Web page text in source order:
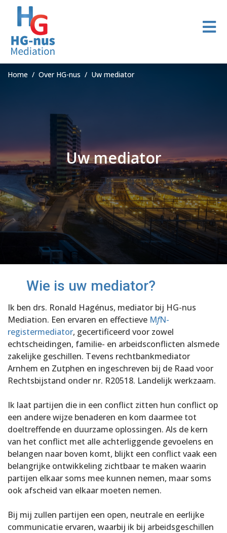
Home Over HG-nus Uw mediator
Uw mediator
Wie is uw mediator?
Ik ben drs. Ronald Hagénus, mediator bij HG-nus
Mediation. Een ervaren en effectieve MfN-
registermediator, gecertificeerd voor zowel
echtscheidingen, familie- en arbeidsconflicten alsmede
zakelijke geschillen. Tevens rechtbankmediator
Arnhem en Zutphen en ingeschreven bij de Raad voor
Rechtsbijstand onder nr. R20518. Landelijk werkzaam.
Ik laat partijen die in een conflict zitten hun conflict op
een andere wijze benaderen en kom daarmee tot
doeltreffende en duurzame oplossingen. Als de kern
van het conflict met alle achterliggende gevoelens en
belangen naar boven komt, blijkt een conflict vaak een
belangrijke ontwikkeling zichtbaar te maken waarin
partijen elkaar soms mee kunnen nemen, maar soms
ook afscheid van elkaar moeten nemen.
Bij mij zullen partijen een open, neutrale en eerlijke
communicatie ervaren, waarbij ik bij arbeidsgeschillen